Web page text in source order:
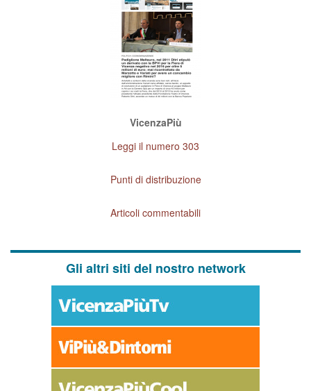
VicenzaPiù
Leggi il numero 303
Punti di distribuzione
Articoli commentabili
Gli altri siti del nostro network